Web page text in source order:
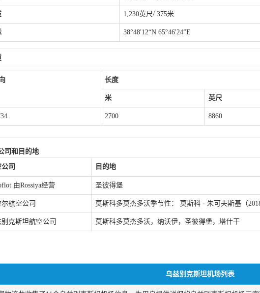
1,230英尺/ 375米
38°48'12“N 65°46'24”E
长度
米 英尺
2700 8860
司和目的地
司 目的地
由Rossiya经营 圣彼得堡
航空公司 莫斯科多莫杰多沃季节性： 莫斯科 - 朱可夫斯基（
克斯坦航空公司 莫斯科多莫杰多沃，纳沃伊，圣彼得堡，塔什干
乌兹别克斯坦机场列表